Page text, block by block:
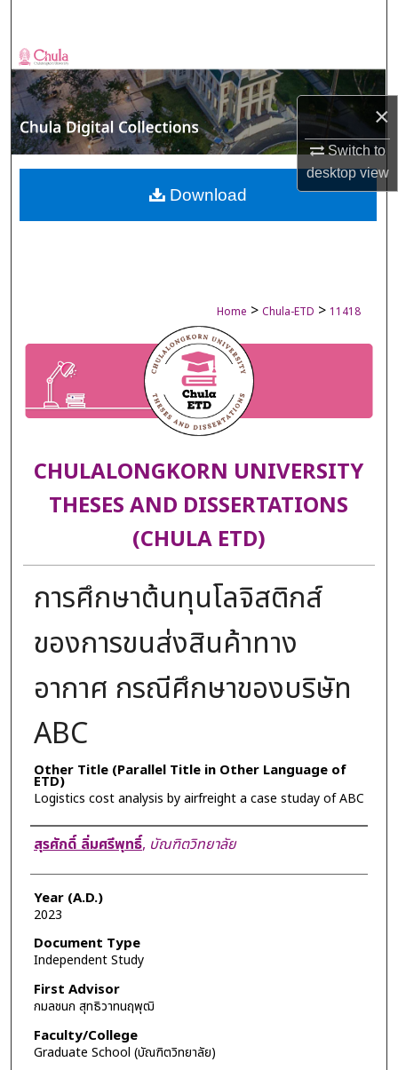
×
Switch to
desktopview
Browse Collections
My Account
About
Digital Commons Network™
Home > Chula-ETD > 11418
CHULALONGKORN UNIVERSITY
THESES AND DISSERTATIONS
(CHULA ETD)
การศึกษาต้นทุนโลจิสติกส์
ของการขนส่งสินค้าทาง
อากาศ กรณีศึกษาของบริษัท
ABC
Other Title (Parallel Title in Other Language of
ETD)
Logistics cost analysis by airfreight a case studay of ABC
Author
สุรศักดิ์ ลิ่มศรีพุทธิ์, บัณฑิตวิทยาลัย
Year (A.D.)
2023
Document Type
Independent Study
First Advisor
กมลชนก สุทธิวาทนฤพุฒิ
Faculty/College
Graduate School (บัณฑิตวิทยาลัย)
Download